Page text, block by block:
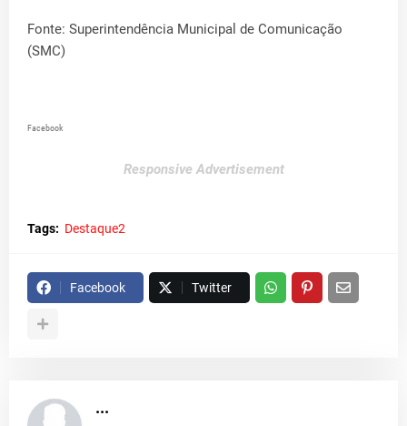
Fonte: Superintendência Municipal de Comunicação
(SMC)
Facebook
Responsive Advertisement
Tags: Destaque2
Facebook Twitter
...